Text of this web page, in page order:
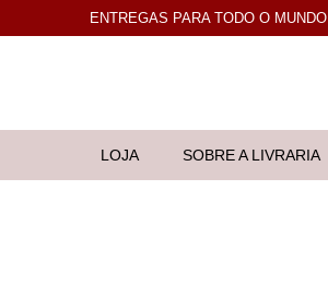
ENTREGAS PARA TODO O MUNDO
LOJA SOBRE A LIVRARIA